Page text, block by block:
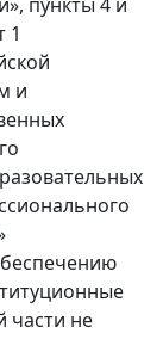
пункты 4 и
1
и
части не